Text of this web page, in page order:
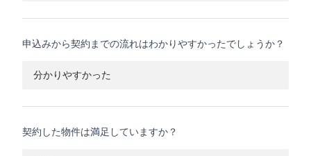
申込みから契約までの流れはわかりやすかったでしょうか？
分かりやすかった
契約した物件は満足していますか？